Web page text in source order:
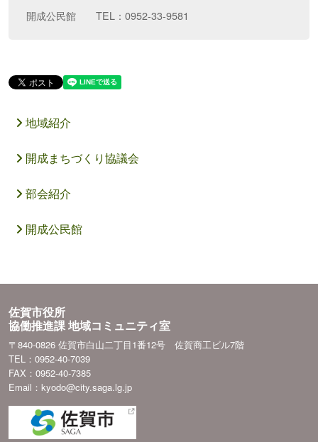
開成公民館 TEL：0952-33-9581
地域紹介
開成まちづくり協議会
部会紹介
開成公民館
佐賀市役所
協働推進課 地域コミュニティ室
〒840-0826 佐賀市白山二丁目1番12号 佐賀商工ビル7階
TEL：0952-40-7039
FAX：0952-40-7385
Email：kyodo@city.saga.lg.jp